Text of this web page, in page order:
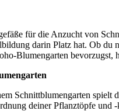
für die Anzucht von
darin Platz hat. Ob
Blumengarten bevorzugst,
Schnittblumengarten
deiner Pflanztöpfe und